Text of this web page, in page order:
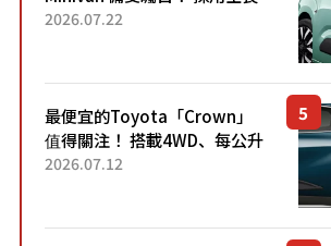
4.7公尺剛剛好的車身尺寸與
2026.07.22
最便宜的Toyota「Crown」
值得關注！ 搭載4WD、每公升
22.4公里低油耗表現超亮眼！
2026.07.12